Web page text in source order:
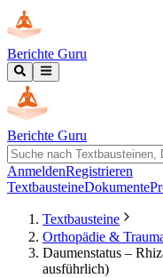
Berichte Guru
Berichte Guru
AnmeldenRegistrieren
TextbausteineDokumente
Textbausteine
Orthopädie &
Daumenstatus –
ausführlich)